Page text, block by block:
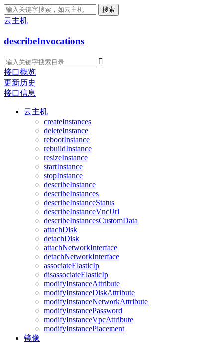
搜索
云主机
describeInvocations

接口概览
更新历史
接口信息
云主机
createInstances
deleteInstance
rebootInstance
rebuildInstance
resizeInstance
startInstance
stopInstance
describeInstance
describeInstances
describeInstanceStatus
describeInstanceVncUrl
describeInstancesCustomData
attachDisk
detachDisk
attachNetworkInterface
detachNetworkInterface
associateElasticIp
disassociateElasticIp
modifyInstanceAttribute
modifyInstanceDiskAttribute
modifyInstanceNetworkAttribute
modifyInstancePassword
modifyInstanceVpcAttribute
modifyInstancePlacement
镜像